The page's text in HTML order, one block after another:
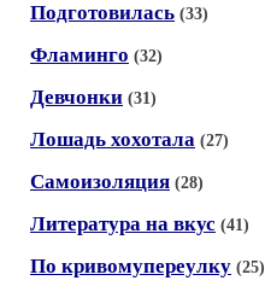
Подготовилась (33)
Фламинго (32)
Девчонки (31)
Лошадь хохотала (27)
Самоизоляция (28)
Литература на вкус (41)
По кривомупереулку (25)